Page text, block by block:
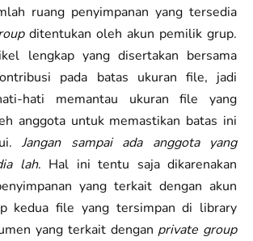
ruang penyimpanan yang tersedia
ditentukan oleh akun pemilik grup.
lengkap yang disertakan bersama
pada batas ukuran file, jadi
hati memantau ukuran file yang
anggota untuk memastikan batas ini
Jangan sampai ada anggota yang
lah. Hal ini tentu saja dikarenakan
yang terkait dengan akun
kedua file yang tersimpan di library
yang terkait dengan private group